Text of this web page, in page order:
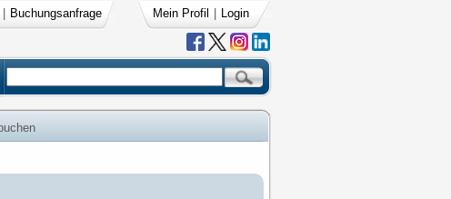
Buchungsanfrage Mein Profil Login